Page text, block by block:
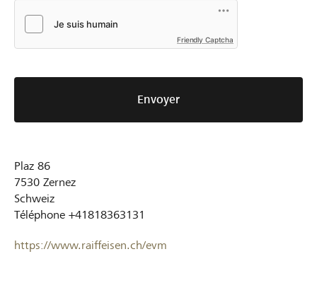
Friendly Captcha
Envoyer
Plaz 86
7530 Zernez
Schweiz
Téléphone +41818363131
https://www.raiffeisen.ch/evm